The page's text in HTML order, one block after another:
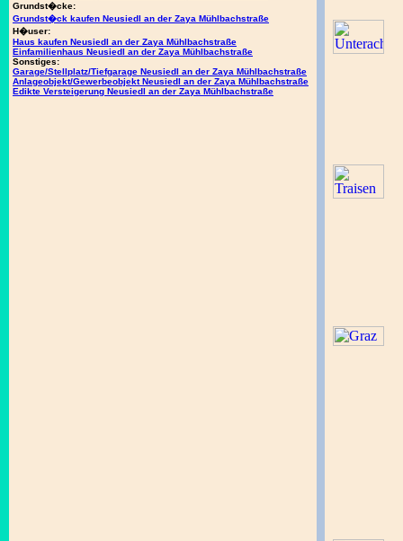
Grundst�cke:
Grundst�ck kaufen Neusiedl an der Zaya Mühlbachstraße
H�user:
Haus kaufen Neusiedl an der Zaya Mühlbachstraße
Einfamilienhaus Neusiedl an der Zaya Mühlbachstraße
Sonstiges:
Garage/Stellplatz/Tiefgarage Neusiedl an der Zaya Mühlbachstraße
Anlageobjekt/Gewerbeobjekt Neusiedl an der Zaya Mühlbachstraße
Edikte Versteigerung Neusiedl an der Zaya Mühlbachstraße